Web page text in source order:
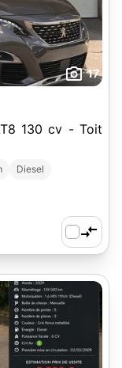
17
130 cv - Toit
Diesel